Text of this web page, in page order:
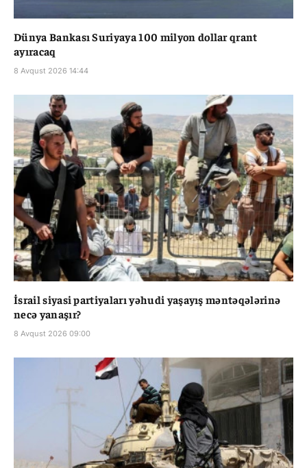
Dünya Bankası Suriyaya 100 milyon dollar qrant
ayıracaq
8 Avqust 2026 14:44
İsrail siyasi partiyaları yəhudi yaşayış məntəqələrinə
necə yanaşır?
8 Avqust 2026 09:00